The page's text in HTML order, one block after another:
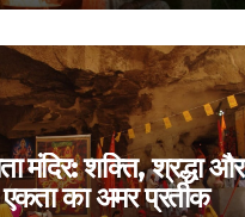
मंदिर: शक्ति, श्रद्धा और
का अमर प्रतीक